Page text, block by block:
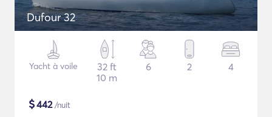
Dufour 32
Yacht à voile
32 ft
10 m
6 2 4
$442/nuit